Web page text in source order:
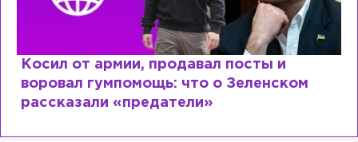
посты и
что о Зеленском
Рыдает из-за
Лазаревым: как
сходит с ума